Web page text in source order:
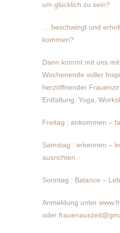
um glücklich zu sein?
… beschwingt und
kommen?
Dann kommt mit uns
Wochenende voller
herzöffnender
Entfaltung, Yoga,
Freitag : ankommen –
Samstag : erkennen –
ausrichten
Sonntag : Balance –
Anmeldung unter
oder